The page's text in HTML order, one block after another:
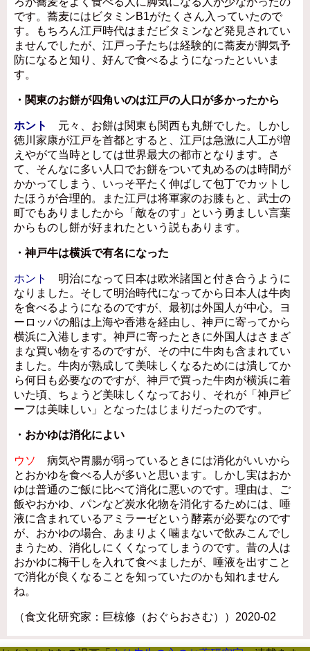
です。蕎麦にはビタミンB1がたくさん入っていたので
す。もちろん江戸時代はまだビタミンなど発見されてい
ませんでしたが、江戸っ子たちは経験的に蕎麦が脚気予
防になると知り、好んで食べるようになったといいま
す。
・関東のお餅が四角いのは江戸の人口が多かったから
ホント
元々、お餅は関東も関西も丸餅でした。しかし
徳川家康が江戸を首都とすると、江戸は急激に人工が増
えやがて当時としては世界最大の都市となります。さ
て、そんなに多い人口でお餅をついて丸めるのは時間が
かかってしまう、いっそ平たく伸ばして包丁でカットし
たほうが合理的。また江戸は将軍家のお膝もと、武士の
町でもありましたから「敵をのす」という勇ましい言葉
からものし餅が好まれたという説もあります。
・神戸牛は横浜で有名になった
ホント
明治になって日本は欧米諸国と付き合うように
なりました。そして明治時代になってから日本人は牛肉
を食べるようになるのですが、最初は外国人が中心。ヨ
ーロッパの船は上海や香港を経由し、神戸に寄ってから
横浜に入港します。神戸に寄ったときに外国人はさまざ
まな買い物をするのですが、その中に牛肉も含まれてい
ました。牛肉が熟成して美味しくなるためには潰してか
ら何日も必要なのですが、神戸で買った牛肉が横浜に着
いた頃、ちょうど美味しくなっており、それが「神戸ビ
ーフは美味しい」となったはじまりだったのです。
・おかゆは消化によい
ウソ
病気や胃腸が弱っているときには消化がいいから
とおかゆを食べる人が多いと思います。しかし実はおか
ゆは普通のご飯に比べて消化に悪いのです。理由は、ご
飯やおかゆ、パンなど炭水化物を消化するためには、唾
液に含まれているアミラーゼという酵素が必要なのです
が、おかゆの場合、あまりよく噛まないで飲みこんでし
まうため、消化しにくくなってしまうのです。昔の人は
おかゆに梅干しを入れて食べましたが、唾液を出すこと
で消化が良くなることを知っていたのかも知れません
ね。
（食文化研究家：巨椋修（おぐらおさむ））2020-02